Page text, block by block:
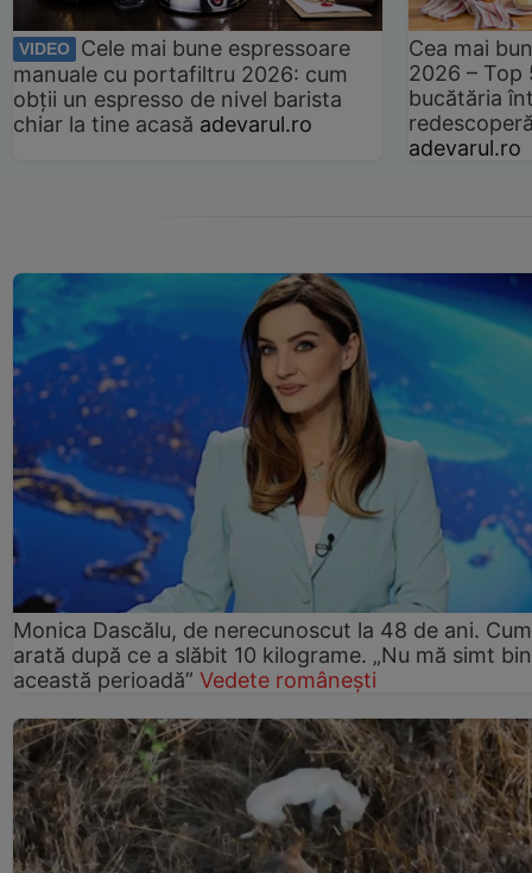
VIDEO
Cele mai bune espressoare
manuale cu portafiltru 2026: cum
obții un espresso de nivel barista
chiar la tine acasă adevarul.ro
Cea mai
2026 –
bucătăria
adevarul.ro
Monica Dascălu, de nerecunoscut la 48 de ani. Cum
arată după ce a slăbit 10 kilograme. „Nu mă simt
această perioadă” Vedete românești